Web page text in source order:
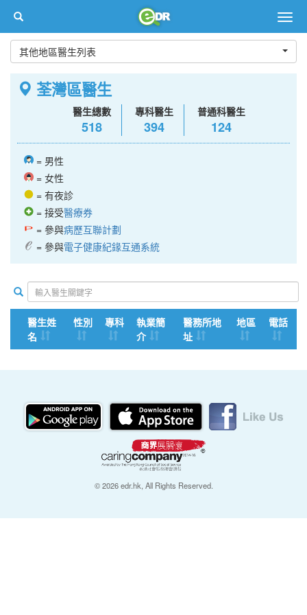
其他地區醫生列表
荃灣區醫生
醫生總數
518
專科醫生
394
普通科醫生
124
= 男性
= 女性
= 有夜診
= 接受醫療券
= 參與病歷互聯計劃
= 參與電子健康紀䤸互通系統
醫生姓
名
性別 專科
執業簡
介
醫務所地
址
地區 電話
© 2026 edr.hk, All Rights Reserved.